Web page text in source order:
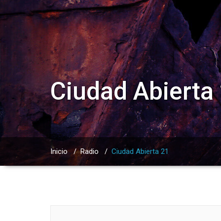
Ciudad Abierta
Inicio/Radio / Ciudad Abierta 21